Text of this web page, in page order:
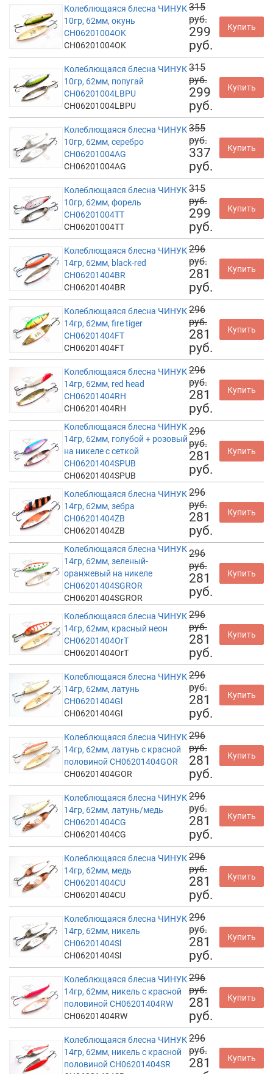
Колеблющаяся блесна ЧИНУК
10гр, 62мм, окунь
CH06201004OK
CH06201004OK
315
руб.
299
руб.
Купить
Колеблющаяся блесна ЧИНУК
10гр, 62мм, попугай
CH06201004LBPU
CH06201004LBPU
315
руб.
299
руб.
Купить
Колеблющаяся блесна ЧИНУК
10гр, 62мм, серебро
CH06201004AG
CH06201004AG
355
руб.
337
руб.
Купить
Колеблющаяся блесна ЧИНУК
10гр, 62мм, форель
CH06201004TT
CH06201004TT
315
руб.
299
руб.
Купить
Колеблющаяся блесна ЧИНУК
14гр, 62мм, black-red
CH06201404BR
CH06201404BR
296
руб.
281
руб.
Купить
Колеблющаяся блесна ЧИНУК
14гр, 62мм, fire tiger
CH06201404FT
CH06201404FT
296
руб.
281
руб.
Купить
Колеблющаяся блесна ЧИНУК
14гр, 62мм, red head
CH06201404RH
CH06201404RH
296
руб.
281
руб.
Купить
Колеблющаяся блесна ЧИНУК
14гр, 62мм, голубой + розовый
на никеле с сеткой
CH06201404SPUB
CH06201404SPUB
296
руб.
281
руб.
Купить
Колеблющаяся блесна ЧИНУК
14гр, 62мм, зебра
CH06201404ZB
CH06201404ZB
296
руб.
281
руб.
Купить
Колеблющаяся блесна ЧИНУК
14гр, 62мм, зеленый-
оранжевый на никеле
CH06201404SGROR
CH06201404SGROR
296
руб.
281
руб.
Купить
Колеблющаяся блесна ЧИНУК
14гр, 62мм, красный неон
CH06201404OrT
CH06201404OrT
296
руб.
281
руб.
Купить
Колеблющаяся блесна ЧИНУК
14гр, 62мм, латунь
CH06201404Gl
CH06201404Gl
296
руб.
281
руб.
Купить
Колеблющаяся блесна ЧИНУК
14гр, 62мм, латунь с красной
половиной CH06201404GOR
CH06201404GOR
296
руб.
281
руб.
Купить
Колеблющаяся блесна ЧИНУК
14гр, 62мм, латунь/медь
CH06201404CG
CH06201404CG
296
руб.
281
руб.
Купить
Колеблющаяся блесна ЧИНУК
14гр, 62мм, медь
CH06201404CU
CH06201404CU
296
руб.
281
руб.
Купить
Колеблющаяся блесна ЧИНУК
14гр, 62мм, никель
CH06201404Sl
CH06201404Sl
296
руб.
281
руб.
Купить
Колеблющаяся блесна ЧИНУК
14гр, 62мм, никель с красной
половиной CH06201404RW
CH06201404RW
296
руб.
281
руб.
Купить
Колеблющаяся блесна ЧИНУК
14гр, 62мм, никель с красной
половиной CH06201404SR
296
руб.
281
Купить